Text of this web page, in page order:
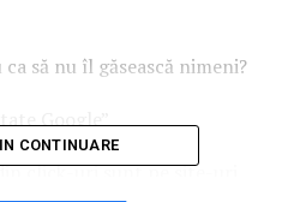
să nu îl găsească nimeni?
Google”
click-uri sunt pe site-uri
CONTINUARE